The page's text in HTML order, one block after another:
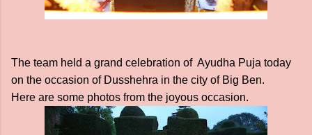
The team held a grand celebration of Ayudha Puja today
on the occasion of Dusshehra in the city of Big Ben.
Here are some photos from the joyous occasion.